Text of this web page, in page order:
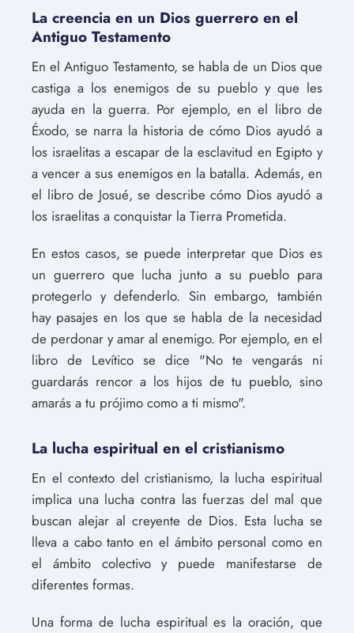
La creencia en un Dios guerrero en el
Antiguo Testamento
En el Antiguo Testamento, se habla de un Dios que
castiga a los enemigos de su pueblo y que les
ayuda en la guerra. Por ejemplo, en el libro de
Éxodo, se narra la historia de cómo Dios ayudó a
los israelitas a escapar de la esclavitud en Egipto y
a vencer a sus enemigos en la batalla. Además, en
el libro de Josué, se describe cómo Dios ayudó a
los israelitas a conquistar la Tierra Prometida.
En estos casos, se puede interpretar que Dios es
un guerrero que lucha junto a su pueblo para
protegerlo y defenderlo. Sin embargo, también
hay pasajes en los que se habla de la necesidad
de perdonar y amar al enemigo. Por ejemplo, en el
libro de Levítico se dice "No te vengarás ni
guardarás rencor a los hijos de tu pueblo, sino
amarás a tu prójimo como a ti mismo".
La lucha espiritual en el cristianismo
En el contexto del cristianismo, la lucha espiritual
implica una lucha contra las fuerzas del mal que
buscan alejar al creyente de Dios. Esta lucha se
lleva a cabo tanto en el ámbito personal como en
el ámbito colectivo y puede manifestarse de
diferentes formas.
Una forma de lucha espiritual es la oración, que